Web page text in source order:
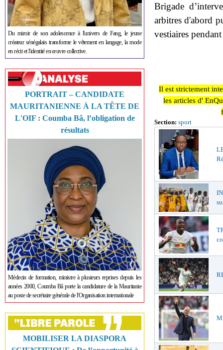
Du miroir de son adolescence à l'univers de Fang, le jeune
créateur sénégalais transforme le vêtement en langage, la mode
en récit et l'identité en œuvre collective.
PORTRAIT – CANDIDATE
MAURITANIENNE À LA TÊTE DE
L'OIF : Coumba Bâ, l’obligation de
résultats
Médecin de formation, ministre à plusieurs reprises depuis les
années 2000, Coumba Bâ porte la candidature de la Mauritanie
au poste de secrétaire générale de l'Organisation internationale
MOBILISER LA DIASPORA
Brigade
arbitres d'abord
vestiaires
Il est strictement
les articles d'
Section: sport